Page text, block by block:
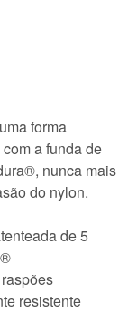
forma
a funda de
nunca mais
do nylon.
de 5
resistente